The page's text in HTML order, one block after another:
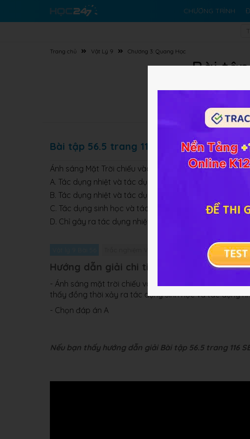
CHƯƠNG TRÌNH
Trang chủ Vật Lý 9 Chương 3: Quang Học
Bài
Lý
Bài tập 56.5 trang 116 SBT Vật lý 9
Ánh sáng Mặt Trời chiếu vào cây cối có thể gây ra
A. Tác dụng nhiệt và tác dụng sinh học.
B. Tác dụng nhiệt và tác dụng quang điện.
C. Tác dụng sinh học và tác dụng quang điện.
D. Chỉ gây ra tác dụng nhiệt.
Giải bài tập Vật
Hướng dẫn giải chi tiết
- Ánh sáng mặt trời chiếu vào lá cây đồng thời gây ra
thấy đồng thời xảy ra tác dụng sinh học và tác dụng
- Chọn đáp án A
Nếu bạn thấy hướng dẫn giải Bài tập 56.5 trang 116